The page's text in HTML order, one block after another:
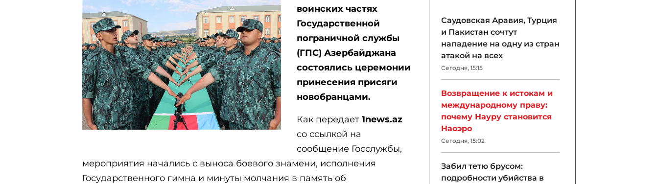
воинских частях
Государственной
пограничной службы
(ГПС) Азербайджана
состоялись церемонии
принесения присяги
новобранцами.
Как передает 1news.az
со ссылкой на
сообщение Госслужбы,
мероприятия начались с выноса боевого знамени, исполнения
Государственного гимна и минуты молчания в память об
Саудовская Аравия, Турция
и Пакистан сочтут
нападение на одну из стран
атакой на всех
Сегодня, 15:15
Возвращение к истокам и
международному праву:
почему Науру становится
Наоэро
Сегодня, 15:02
Забил тетю брусом:
подробности убийства в